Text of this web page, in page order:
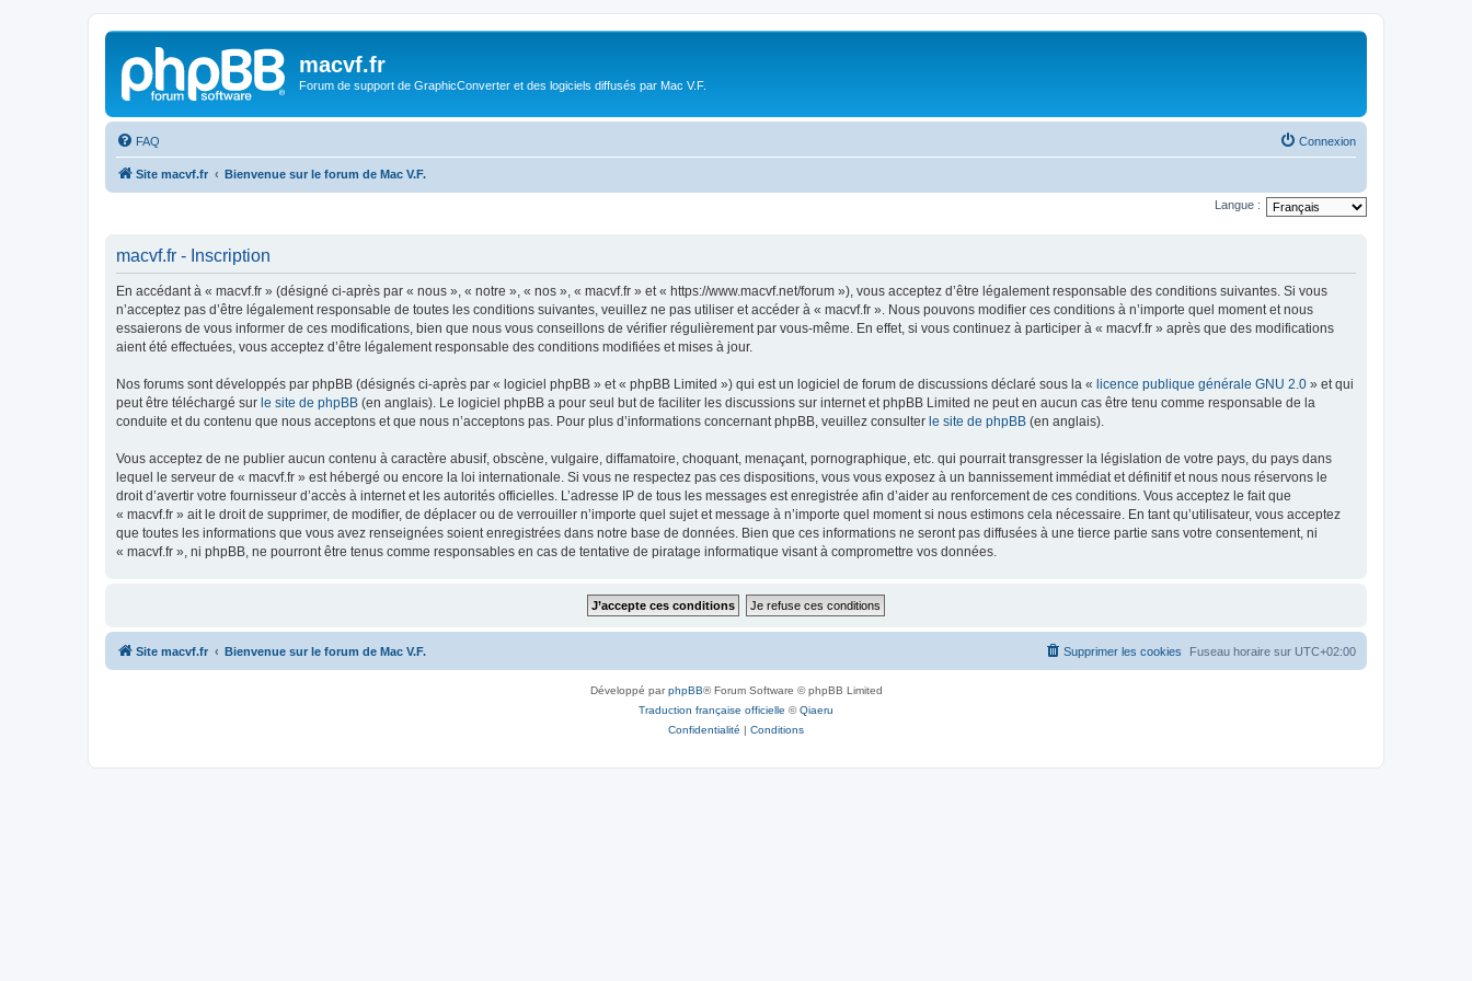
macvf.fr
Forum de support de GraphicConverter et des logiciels diffusés par Mac V.F.
FAQ Connexion
Site macvf.fr Bienvenue sur le forum de Mac V.F.
Langue :
macvf.fr - Inscription
En accédant à « macvf.fr » (désigné ci-après par « nous », « notre », « nos », « macvf.fr » et « https://www.macvf.net/forum »), vous acceptez d’être légalement responsable des conditions suivantes. Si vous
n’acceptez pas d’être légalement responsable de toutes les conditions suivantes, veuillez ne pas utiliser et accéder à « macvf.fr ». Nous pouvons modifier ces conditions à n’importe quel moment et nous
essaierons de vous informer de ces modifications, bien que nous vous conseillons de vérifier régulièrement par vous-même. En effet, si vous continuez à participer à « macvf.fr » après que des modifications
aient été effectuées, vous acceptez d’être légalement responsable des conditions modifiées et mises à jour.
Nos forums sont développés par phpBB (désignés ci-après par « logiciel phpBB » et « phpBB Limited ») qui est un logiciel de forum de discussions déclaré sous la « licence publique générale GNU 2.0 » et qui
peut être téléchargé sur le site de phpBB (en anglais). Le logiciel phpBB a pour seul but de faciliter les discussions sur internet et phpBB Limited ne peut en aucun cas être tenu comme responsable de la
conduite et du contenu que nous acceptons et que nous n’acceptons pas. Pour plus d’informations concernant phpBB, veuillez consulter le site de phpBB (en anglais).
Vous acceptez de ne publier aucun contenu à caractère abusif, obscène, vulgaire, diffamatoire, choquant, menaçant, pornographique, etc. qui pourrait transgresser la législation de votre pays, du pays dans
lequel le serveur de « macvf.fr » est hébergé ou encore la loi internationale. Si vous ne respectez pas ces dispositions, vous vous exposez à un bannissement immédiat et définitif et nous nous réservons le
droit d’avertir votre fournisseur d’accès à internet et les autorités officielles. L’adresse IP de tous les messages est enregistrée afin d’aider au renforcement de ces conditions. Vous acceptez le fait que
« macvf.fr » ait le droit de supprimer, de modifier, de déplacer ou de verrouiller n’importe quel sujet et message à n’importe quel moment si nous estimons cela nécessaire. En tant qu’utilisateur, vous acceptez
que toutes les informations que vous avez renseignées soient enregistrées dans notre base de données. Bien que ces informations ne seront pas diffusées à une tierce partie sans votre consentement, ni
« macvf.fr », ni phpBB, ne pourront être tenus comme responsables en cas de tentative de piratage informatique visant à compromettre vos données.
Site macvf.fr Bienvenue sur le forum de Mac V.F. Fuseau horaire sur UTC+02:00
Supprimer les cookies
Développé parphpBB® Forum Software © phpBB Limited
Traduction française officielle ©Qiaeru
Confidentialité | Conditions